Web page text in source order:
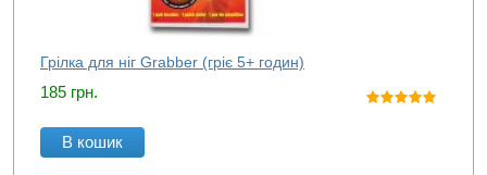
Грілка для ніг Grabber (гріє 5+ годин)
185 грн.
В кошик